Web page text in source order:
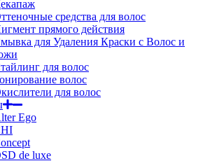
средства для волос
прямого действия
для Удаления Краски с Волос и
для волос
волос
для волос
Ego
de luxe